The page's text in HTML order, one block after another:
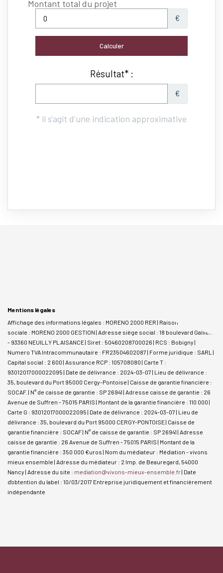
Mentions légales
Affichage des informations légales : MORENO 2000 RER | Raison
sociale : MORENO 2000 GESTION | Adresse siège social : 18 boulevard Gallieni
- 93360 NEUILLY PLAISANCE | Siret : 50460208700026 | RCS : Bobigny |
Numero TVA Intracommunautaire : FR23504602087 | Forme juridique : SARL |
Capital social : 2 600 | Assurance RCP : 105708080 | Carte T :
93012017000022095 | Date de délivrance : 2024-03-07 | Lieu de délivrance :
35, boulevard du Port 95000 Cergy-Pontoise | Caisse de garantie financière :
SOCAF. | N° de caisse de garantie : SP 26941 | Adresse caisse de garantie : 26
Avenue de Suffren - 75015 PARIS | Montant de la garantie financière : 110 000 |
Carte G : 93012017000022095 | Date de délivrance : 2024-03-07 | Lieu de
délivrance : 35, boulevard du Port 95000 CERGY-PONTOISE | Caisse de
garantie financière : SOCAF | N° de caisse de garantie : SP 26941 | Adresse
caisse de garantie : 26 Avenue de Suffren - 75015 PARIS | Montant de la
garantie financière : 350 000 €uros | Nom du médiateur : Médiation - vivons
mieux ensemble | Adresse du médiateur : 2 Imp. de Beauregard, 54000
Nancy | Adresse du site : mediation@vivons-mieux-ensemble.fr| Date
d'obtention du label : 10/03/2017 Entreprise juridiquement et financièrement
indépendante